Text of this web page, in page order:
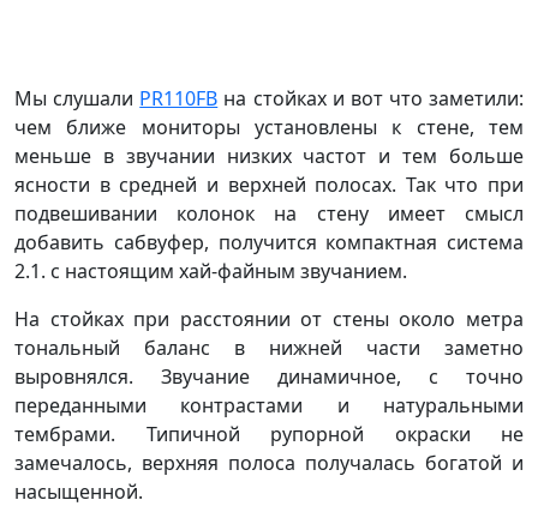
Мы слушали PR110FB на стойках и вот что заметили:
чем ближе мониторы установлены к стене, тем
меньше в звучании низких частот и тем больше
ясности в средней и верхней полосах. Так что при
подвешивании колонок на стену имеет смысл
добавить сабвуфер, получится компактная система
2.1. с настоящим хай-файным звучанием.
На стойках при расстоянии от стены около метра
тональный баланс в нижней части заметно
выровнялся. Звучание динамичное, с точно
переданными контрастами и натуральными
тембрами. Типичной рупорной окраски не
замечалось, верхняя полоса получалась богатой и
насыщенной.